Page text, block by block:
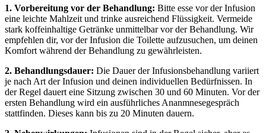
1. Vorbereitung vor der Behandlung: Bitte esse vor der Infusion
eine leichte Mahlzeit und trinke ausreichend Flüssigkeit. Vermeide
stark koffeinhaltige Getränke unmittelbar vor der Behandlung. Wir
empfehlen dir, vor der Infusion die Toilette aufzusuchen, um deinen
Komfort während der Behandlung zu gewährleisten.
2. Behandlungsdauer: Die Dauer der Infusionsbehandlung variiert
je nach Art der Infusion und deinen individuellen Bedürfnissen. In
der Regel dauert eine Sitzung zwischen 30 und 60 Minuten. Vor der
ersten Behandlung wird ein ausführliches Ananmnesegespräch
stattfinden. Dieses kann bis zu 20 Minuten dauern.